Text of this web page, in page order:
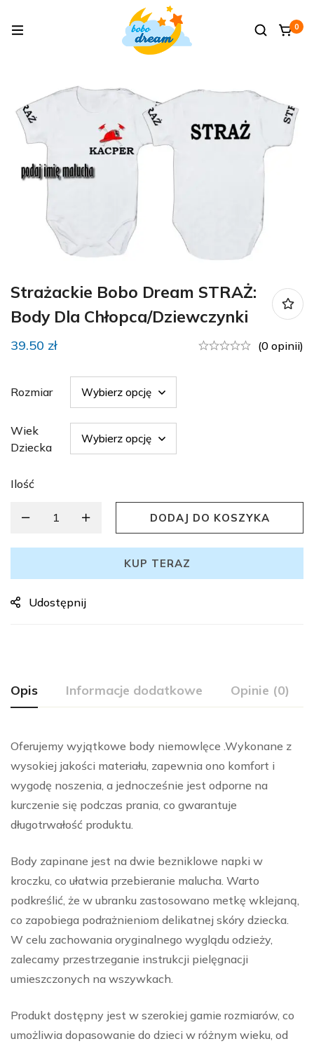
0
Strażackie Bobo Dream STRAŻ:
Body Dla Chłopca/dziewczynki
39.50 zł (0 opinii)
Rozmiar
Wiek
Dziecka
Ilość
DODAJ DO KOSZYKA
KUP TERAZ
Udostępnij
Opis Informacje dodatkowe Opinie (0)
Oferujemy wyjątkowe body niemowlęce .Wykonane z
wysokiej jakości materiału, zapewnia ono komfort i
wygodę noszenia, a jednocześnie jest odporne na
kurczenie się podczas prania, co gwarantuje
długotrwałość produktu.
Body zapinane jest na dwie bezniklowe napki w
kroczku, co ułatwia przebieranie malucha. Warto
podkreślić, że w ubranku zastosowano metkę wklejaną,
co zapobiega podrażnieniom delikatnej skóry dziecka.
W celu zachowania oryginalnego wyglądu odzieży,
zalecamy przestrzeganie instrukcji pielęgnacji
umieszczonych na wszywkach.
Produkt dostępny jest w szerokiej gamie rozmiarów, co
umożliwia dopasowanie do dzieci w różnym wieku, od